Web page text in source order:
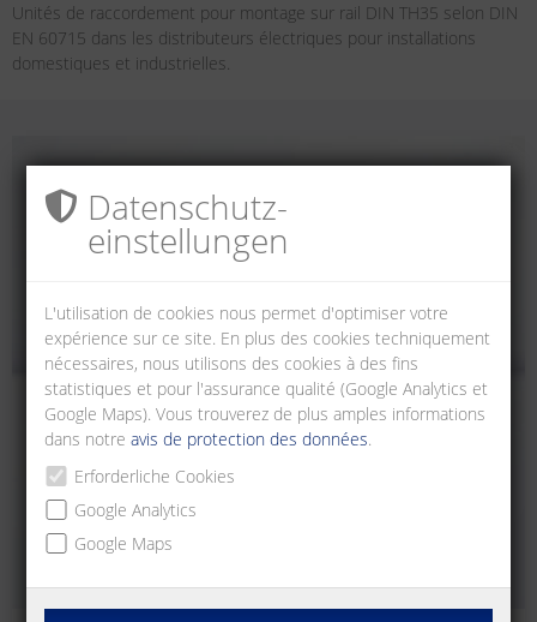
Unités de raccordement pour montage sur rail DIN TH35 selon DIN
EN 60715 dans les distributeurs électriques pour installations
domestiques et industrielles.
Datenschutz­
einstellungen
L'utilisation de cookies nous permet d'optimiser votre
expérience sur ce site. En plus des cookies techniquement
nécessaires, nous utilisons des cookies à des fins
statistiques et pour l'assurance qualité (Google Analytics et
Google Maps). Vous trouverez de plus amples informations
dans notreavis de protection des données.
Erforderliche Cookies
Google Analytics
Google Maps